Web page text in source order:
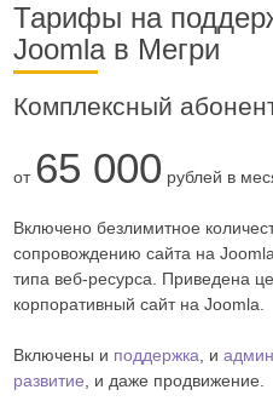
Тарифы на
Joomla в Мегри
Комплексный
от 65 000 рублей в
Включено безлимитное
сопровождению сайта на
типа веб-ресурса. Приведена
корпоративный сайт на Joomla.
Включены и поддержка, и
развитие, и даже продвижение.